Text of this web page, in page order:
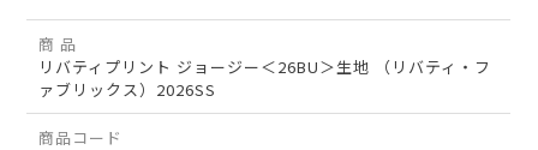
商 品
リバティプリント ジョージー＜26BU＞生地 （リバティ・フ
ァブリックス）2026SS
商品コード